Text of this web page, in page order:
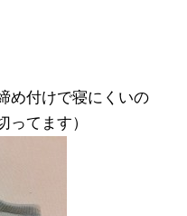
め付けで寝にくいの
ってます）